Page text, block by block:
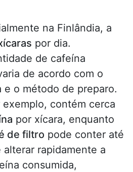
na Finlândia, a
por dia.
de cafeína
de acordo com o
e o método de preparo.
exemplo, contém cerca
por xícara, enquanto
de filtro pode conter até
alterar rapidamente a
consumida,